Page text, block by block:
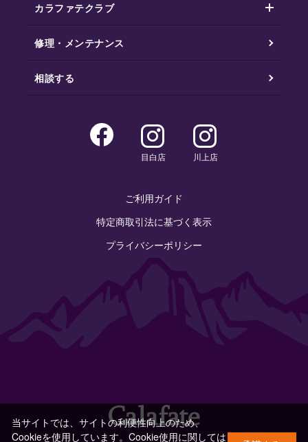
カラファテクラブ
修理・メンテナンス
相談する
目白店 川上店
ご利用ガイド
特定商取引法に基づく表示
プライバシーポリシー
当サイトでは、サイトの利便性向上のため、
Cookieを使用しています。Cookie使用に関しては